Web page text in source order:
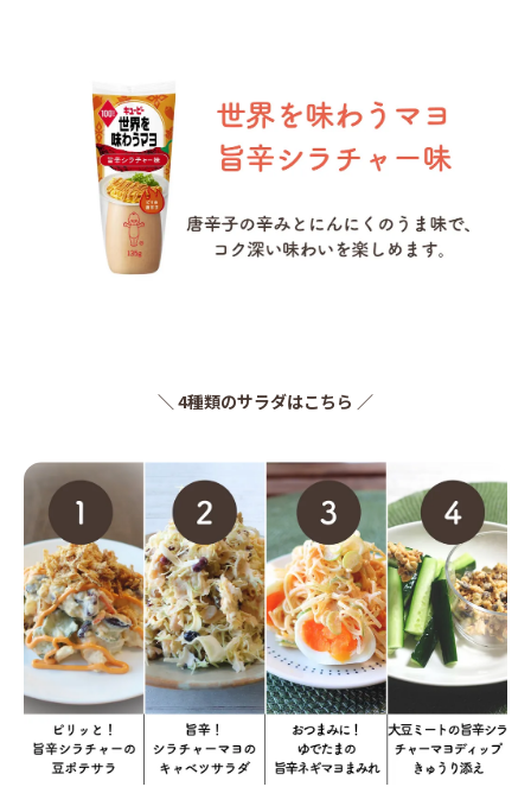
＼ 4種類のサラダはこちら ／